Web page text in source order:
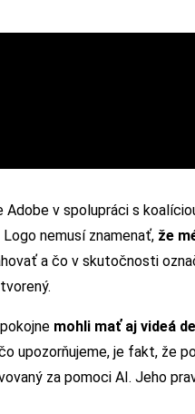
v spolupráci s
Logo nemusí znamenať, že
a čo v skutočnosti
mohli mať aj videá
upozorňujeme, je fakt, že
za pomoci AI. Jeho